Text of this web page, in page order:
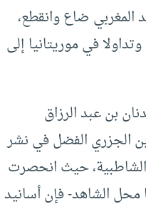
ضاع وانقطع،
في موريتانيا إلى
بن عبد الرزاق
الجزري الفضل في نشر
الشاطبية، حيث انحصرت
محل الشاهد- فإن أسانيد